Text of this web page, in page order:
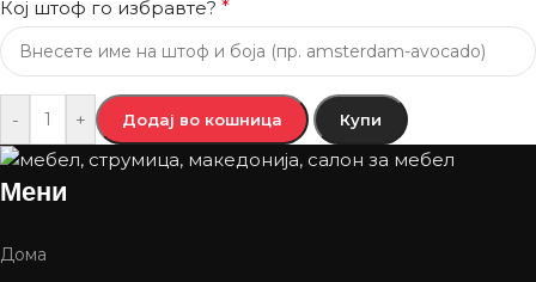
Кој штоф го избравте? *
- + Додај во кошница Купи
Мени
Дома